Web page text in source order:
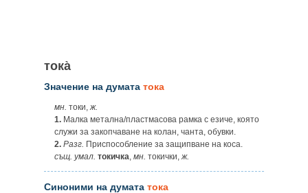
тока̀
Значение на думата тока
мн. токи,ж.
1. Малка метална/пластмасова рамка с езиче, която
служи за закопчаване на колан, чанта, обувки.
2. Разг. Приспособление за защипване на коса.
същ. умал. токичка, мн. токички,ж.
Синоними на думата тока